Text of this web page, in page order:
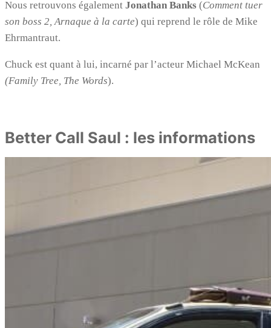
Nous retrouvons également Jonathan Banks (Comment tuer
son boss 2, Arnaque à la carte) qui reprend le rôle de Mike
Ehrmantraut.
Chuck est quant à lui, incarné par l’acteur Michael McKean
(Family Tree, The Words).
Better Call Saul : les informations